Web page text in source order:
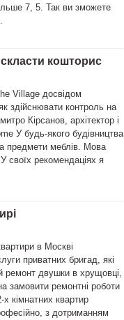
7, 5. Так ви зможете
кошторис
Village досвідом
здійснювати контроль на
Кірсанов, архітектор і
У будь-якого будівництва
предмети меблів. Мова
своїх рекомендаціях я
в Москві
приватних бригад, які
ремонт двушки в хрущовці,
замовити ремонтні роботи
кімнатних квартир
з дотриманням